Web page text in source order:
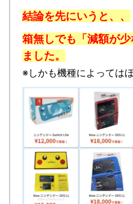
結論を先にいうと、、
箱無しでも「減額が
ました。
※しかも機種によっては